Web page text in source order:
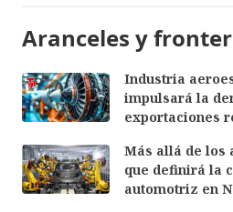
Aranceles y
Industria
impulsará la
exportaciones
Más allá de los
que definirá la
automotriz en